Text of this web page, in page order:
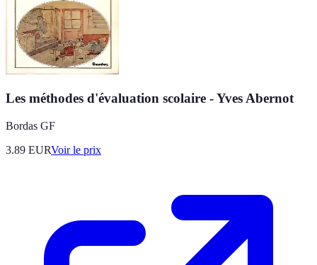
Les méthodes d'évaluation scolaire - Yves Abernot
Bordas GF
3.89 EURVoir le prix